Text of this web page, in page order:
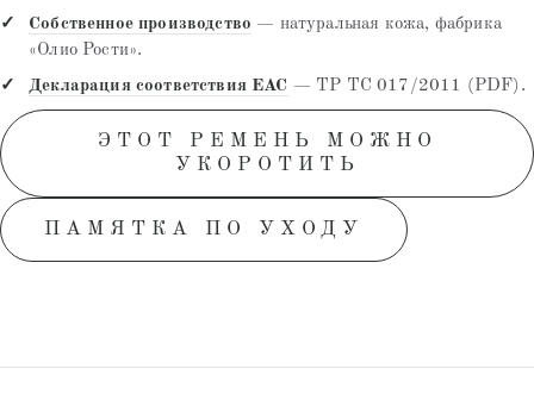
Собственное производство — натуральная кожа, фабрика
«Олио Рости».
Декларация соответствия EAC — ТР ТС 017/2011 (PDF).
ЭТОТ РЕМЕНЬ МОЖНО
УКОРОТИТЬ
ПАМЯТКА ПО УХОДУ